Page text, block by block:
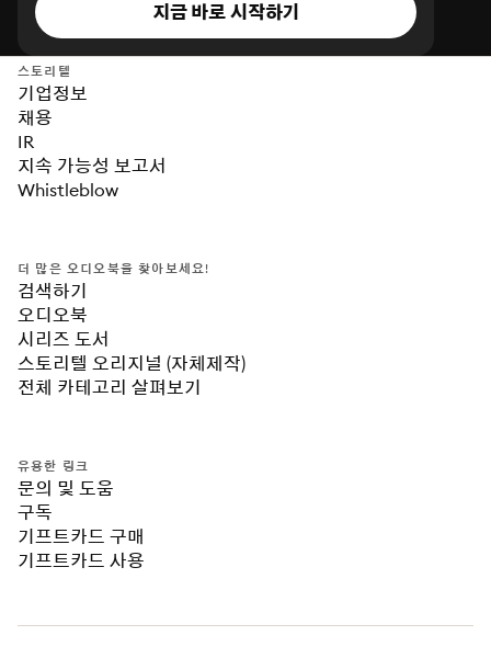
지금 바로 시작하기
스토리텔
기업정보
채용
IR
지속 가능성 보고서
Whistleblow
더 많은 오디오북을 찾아보세요!
검색하기
오디오북
시리즈 도서
스토리텔 오리지널 (자체제작)
전체 카테고리 살펴보기
유용한 링크
문의 및 도움
구독
기프트카드 구매
기프트카드 사용